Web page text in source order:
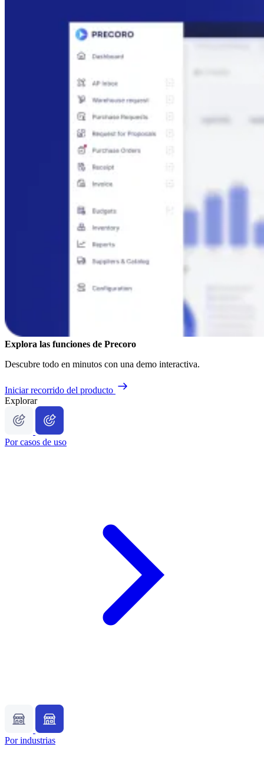
Explora las funciones de Precoro
Descubre todo en minutos con una demo interactiva.
Iniciar recorrido del producto
Explorar
Por casos de uso
Por industrias